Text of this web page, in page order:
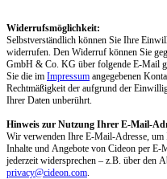
Widerrufsmöglichkeit:
Selbstverständlich können Sie Ihre
widerrufen. Den Widerruf können Sie
GmbH & Co. KG über folgende E-Mail
Sie die im Impressum angegebenen
Rechtmäßigkeit der aufgrund der
Ihrer Daten unberührt.
Hinweis zur Nutzung Ihrer E-Mail-
Wir verwenden Ihre E-Mail-Adresse, um
Inhalte und Angebote von Cideon per E-
jederzeit widersprechen – z.B. über den
privacy@cideon.com